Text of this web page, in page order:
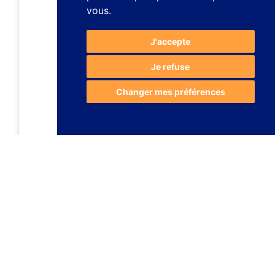
vous.
J'accepte
Je refuse
Changer mes préférences